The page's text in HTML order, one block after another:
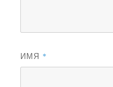
ИМЯ *